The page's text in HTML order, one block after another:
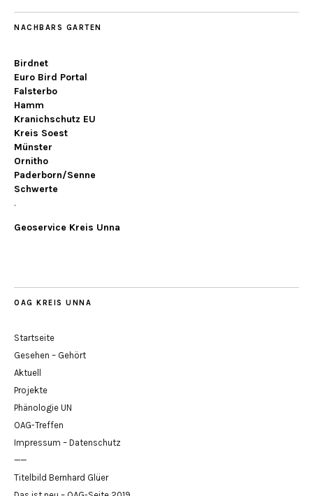
NACHBARS GARTEN
Birdnet
Euro Bird Portal
Falsterbo
Hamm
Kranichschutz EU
Kreis Soest
Münster
Ornitho
Paderborn/Senne
Schwerte
.
Geoservice Kreis Unna
OAG KREIS UNNA
Startseite
Gesehen – Gehört
Aktuell
Projekte
Phänologie UN
OAG-Treffen
Impressum – Datenschutz
——
Titelbild Bernhard Glüer